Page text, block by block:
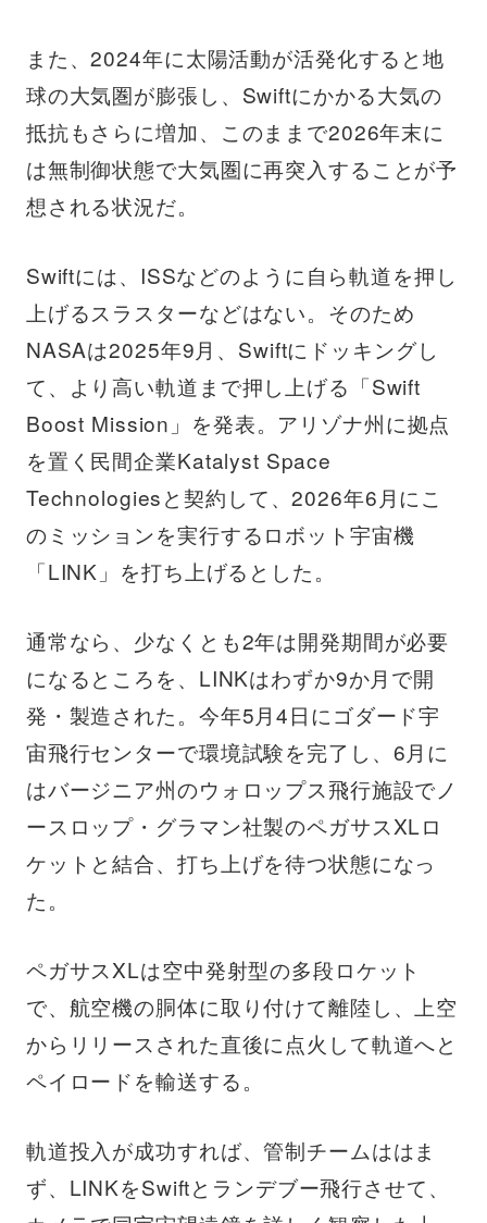
また、2024年に太陽活動が活発化すると地
球の大気圏が膨張し、Swiftにかかる大気の
抵抗もさらに増加、このままで2026年末に
は無制御状態で大気圏に再突入することが予
想される状況だ。
Swiftには、ISSなどのように自ら軌道を押し
上げるスラスターなどはない。そのため
NASAは2025年9月、Swiftにドッキングし
て、より高い軌道まで押し上げる「Swift
Boost Mission」を発表。アリゾナ州に拠点
を置く民間企業Katalyst Space
Technologiesと契約して、2026年6月にこ
のミッションを実行するロボット宇宙機
「LINK」を打ち上げるとした。
通常なら、少なくとも2年は開発期間が必要
になるところを、LINKはわずか9か月で開
発・製造された。今年5月4日にゴダード宇
宙飛行センターで環境試験を完了し、6月に
はバージニア州のウォロップス飛行施設でノ
ースロップ・グラマン社製のペガサスXLロ
ケットと結合、打ち上げを待つ状態になっ
た。
ペガサスXLは空中発射型の多段ロケット
で、航空機の胴体に取り付けて離陸し、上空
からリリースされた直後に点火して軌道へと
ペイロードを輸送する。
軌道投入が成功すれば、管制チームははま
ず、LINKをSwiftとランデブー飛行させて、